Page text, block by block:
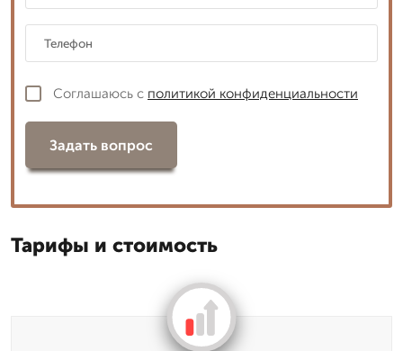
Соглашаюсь с политикой конфиденциальности
Задать вопрос
Тарифы и стоимость